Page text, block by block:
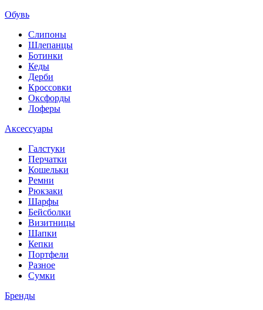
Обувь
Слипоны
Шлепанцы
Ботинки
Кеды
Дерби
Кроссовки
Оксфорды
Лоферы
Аксессуары
Галстуки
Перчатки
Кошельки
Ремни
Рюкзаки
Шарфы
Бейсболки
Визитницы
Шапки
Кепки
Портфели
Разное
Сумки
Бренды